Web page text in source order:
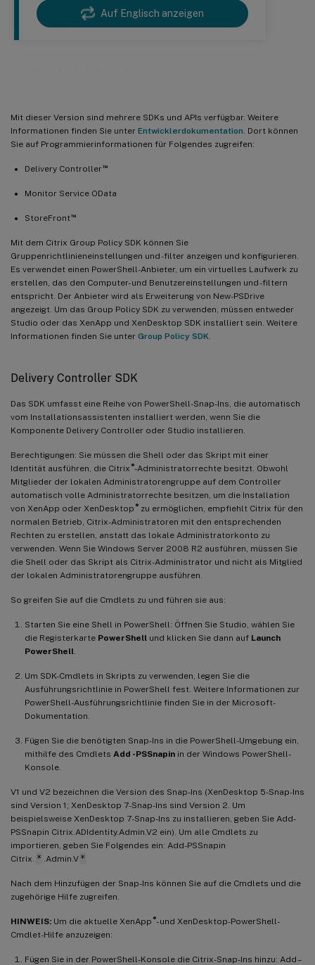
Auf Englisch anzeigen
Mit dieser Version sind mehrere SDKs und APIs verfügbar. Weitere
Informationen finden Sie unter Entwicklerdokumentation . Dort können
Sie auf Programmierinformationen für Folgendes zugreifen:
Delivery Controller™
Monitor Service OData
StoreFront™
Mit dem Citrix Group Policy SDK können Sie
Gruppenrichtlinieneinstellungen und -filter anzeigen und konfigurieren.
Es verwendet einen PowerShell-Anbieter, um ein virtuelles Laufwerk zu
erstellen, das den Computer- und Benutzereinstellungen und -filtern
entspricht. Der Anbieter wird als Erweiterung von New-PSDrive
angezeigt. Um das Group Policy SDK zu verwenden, müssen entweder
Studio oder das XenApp und XenDesktop SDK installiert sein. Weitere
Informationen finden Sie unter Group Policy SDK
Delivery Controller SDK
Das SDK umfasst eine Reihe von PowerShell-Snap-Ins, die automatisch
vom Installationsassistenten installiert werden, wenn Sie die
Komponente Delivery Controller oder Studio installieren.
Berechtigungen: Sie müssen die Shell oder das Skript mit einer
Identität ausführen, die Citrix ®-Administratorrechte besitzt. Obwohl
Mitglieder der lokalen Administratorengruppe auf dem Controller
automatisch volle Administratorrechte besitzen, um die Installation
von XenApp oder XenDesktop ®zu ermöglichen, empfiehlt Citrix für den
normalen Betrieb, Citrix-Administratoren mit den entsprechenden
Rechten zu erstellen, anstatt das lokale Administratorkonto zu
verwenden. Wenn Sie Windows Server 2008 R2 ausführen, müssen Sie
die Shell oder das Skript als Citrix-Administrator und nicht als Mitglied
der lokalen Administratorengruppe ausführen.
So greifen Sie auf die Cmdlets zu und führen sie aus:
Starten Sie eine Shell in PowerShell: Öffnen Sie Studio, wählen Sie
die Registerkarte PowerShell und klicken Sie dann auf Launch
PowerShell
Um SDK-Cmdlets in Skripts zu verwenden, legen Sie die
Ausführungsrichtlinie in PowerShell fest. Weitere Informationen zur
PowerShell-Ausführungsrichtlinie finden Sie in der Microsoft-
Dokumentation.
Fügen Sie die benötigten Snap-Ins in die PowerShell-Umgebung ein,
mithilfe des Cmdlets Add -PSSnapin in der Windows PowerShell-
Konsole.
V1 und V2 bezeichnen die Version des Snap-Ins (XenDesktop 5-Snap-Ins
sind Version 1; XenDesktop 7-Snap-Ins sind Version 2. Um
beispielsweise XenDesktop 7-Snap-Ins zu installieren, geben Sie Add-
PSSnapin Citrix.ADIdentity.Admin.V2 ein). Um alle Cmdlets zu
importieren, geben Sie Folgendes ein: Add-PSSnapin
Citrix. * .Admin.V *
Nach dem Hinzufügen der Snap-Ins können Sie auf die Cmdlets und die
zugehörige Hilfe zugreifen.
HINWEIS: Um die aktuelle XenApp ®- und XenDesktop-PowerShell-
Cmdlet-Hilfe anzuzeigen:
Fügen Sie in der PowerShell-Konsole die Citrix-Snap-Ins hinzu: Add –